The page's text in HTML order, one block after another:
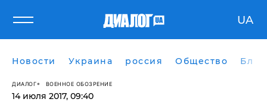
UA
Новости Украина россия Общество
ДИАЛОГ ВОЕННОЕ ОБОЗРЕНИЕ
14 июля 2017, 09:40